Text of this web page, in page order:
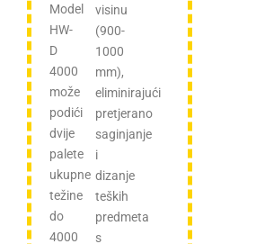
Model
HW-
D
4000
može
podići
dvije
palete
ukupne
težine
do
4000
visinu
(900-
1000
mm),
eliminirajući
pretjerano
saginjanje
i
dizanje
teških
predmeta
s